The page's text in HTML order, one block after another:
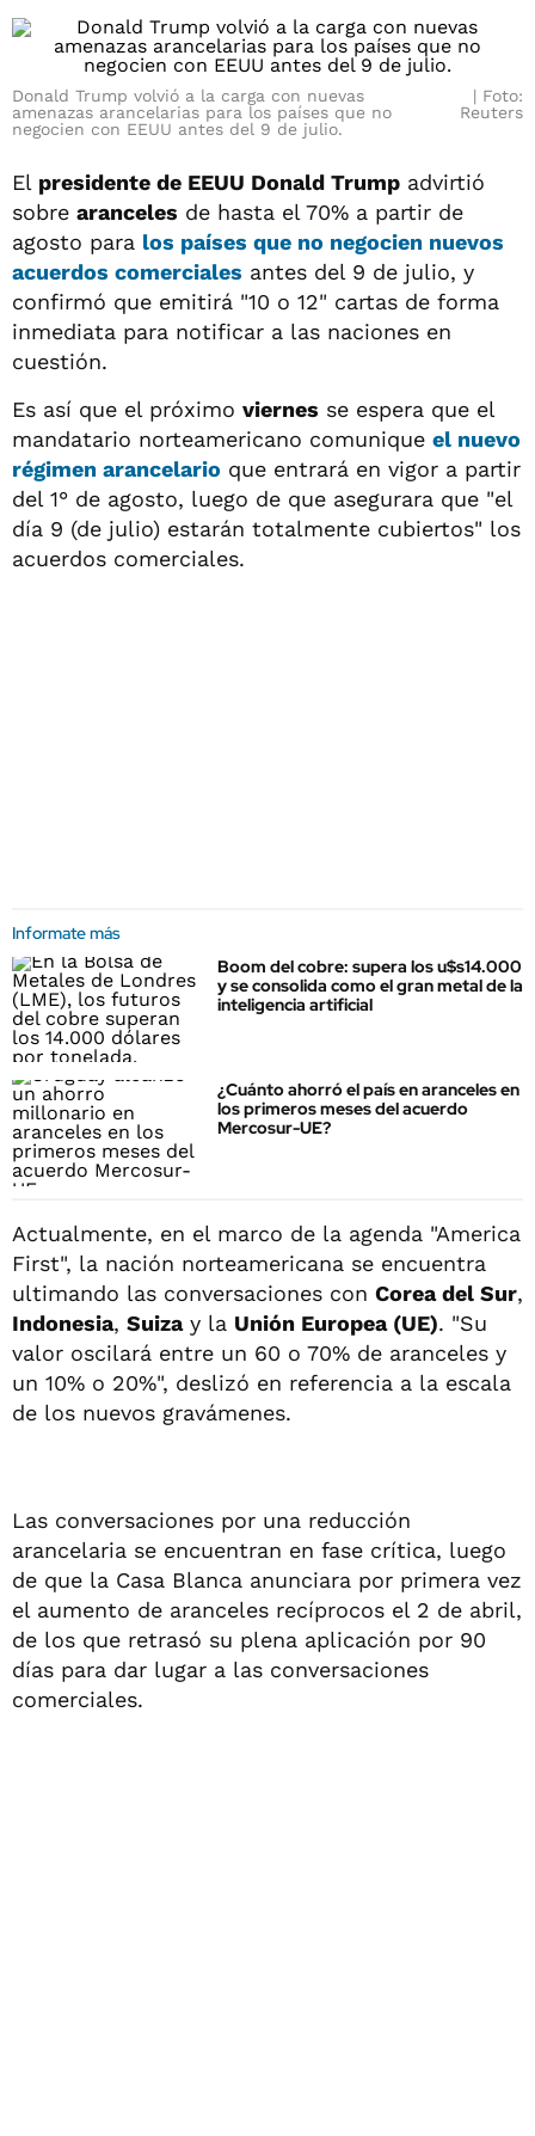
Donald Trump volvió a la carga con nuevas
amenazas arancelarias para los países que no
negocien con EEUU antes del 9 de julio.
Foto:
Reuters
El presidente de EEUU Donald Trump advirtió
sobre aranceles de hasta el 70% a partir de
agosto para los países que no negocien nuevos
acuerdos comerciales antes del 9 de julio, y
confirmó que emitirá "10 o 12" cartas de forma
inmediata para notificar a las naciones en
cuestión.
Es así que el próximo viernes se espera que el
mandatario norteamericano comunique el nuevo
régimen arancelario que entrará en vigor a partir
del 1° de agosto, luego de que asegurara que "el
día 9 (de julio) estarán totalmente cubiertos" los
acuerdos comerciales.
Informate más
Boom del cobre: supera los u$s14.000
y se consolida como el gran metal de la
inteligencia artificial
¿Cuánto ahorró el país en aranceles en
los primeros meses del acuerdo
Mercosur-UE?
Actualmente, en el marco de la agenda "America
First", la nación norteamericana se encuentra
ultimando las conversaciones con Corea del Sur,
Indonesia, Suizay la Unión Europea (UE). "Su
valor oscilará entre un 60 o 70% de aranceles y
un 10% o 20%", deslizó en referencia a la escala
de los nuevos gravámenes.
Las conversaciones por una reducción
arancelaria se encuentran en fase crítica, luego
de que la Casa Blanca anunciara por primera vez
el aumento de aranceles recíprocos el 2 de abril,
de los que retrasó su plena aplicación por 90
días para dar lugar a las conversaciones
comerciales.